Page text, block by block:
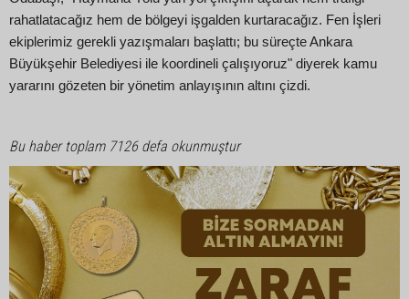
rahatlatacağız hem de bölgeyi işgalden kurtaracağız. Fen İşleri
ekiplerimiz gerekli yazışmaları başlattı; bu süreçte Ankara
Büyükşehir Belediyesi ile koordineli çalışıyoruz" diyerek kamu
yararını gözeten bir yönetim anlayışının altını çizdi.
Bu haber toplam 7126 defa okunmuştur